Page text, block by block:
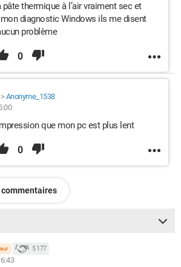
pâte thermique à l’air vraiment sec et
diagnostic Windows ils me disent
problème
0
Anonyme_1538
que mon pc est plus lent
0
5 177